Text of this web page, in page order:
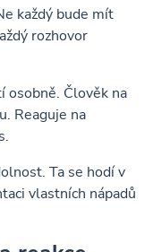
každý bude mít
rozhovor
osobně. Člověk na
Reaguje na
Ta se hodí v
vlastních nápadů